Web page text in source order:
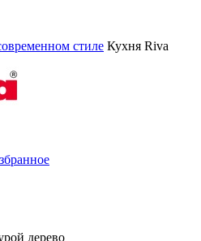
стиле Кухня Riva
дерево